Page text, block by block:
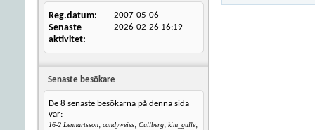
Reg.datum 2007-05-06
Senaste
aktivitet
2026-02-26 16:19
Senaste besökare
De 8 senaste besökarna på denna sida
var:
16-2 Lennartsson, candyweiss, Cullberg, kim_gulle,